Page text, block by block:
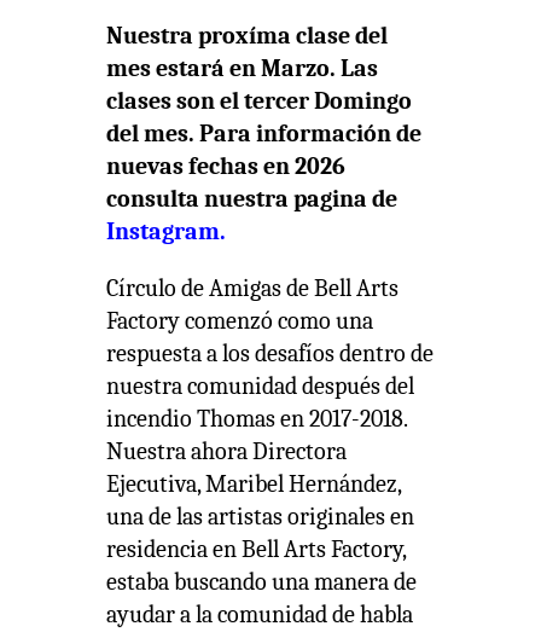
Nuestra proxíma clase del
mes estará en Marzo. Las
clases son el tercer Domingo
del mes. Para información de
nuevas fechas en 2026
consulta nuestra pagina de
Instagram.
Círculo de Amigas de Bell Arts
Factory comenzó como una
respuesta a los desafíos dentro de
nuestra comunidad después del
incendio Thomas en 2017-2018.
Nuestra ahora Directora
Ejecutiva, Maribel Hernández,
una de las artistas originales en
residencia en Bell Arts Factory,
estaba buscando una manera de
ayudar a la comunidad de habla